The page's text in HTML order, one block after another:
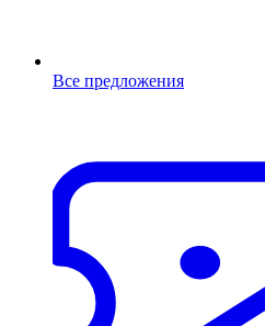
Все предложения